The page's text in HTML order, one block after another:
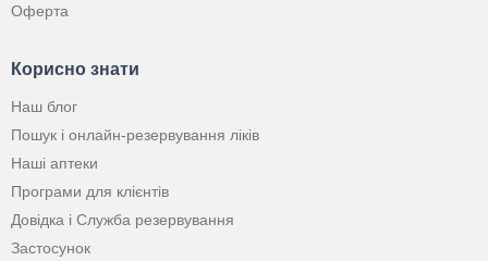
Оферта
Корисно знати
Наш блог
Пошук і онлайн-резервування ліків
Наші аптеки
Програми для клієнтів
Довідка і Служба резервування
Застосунок